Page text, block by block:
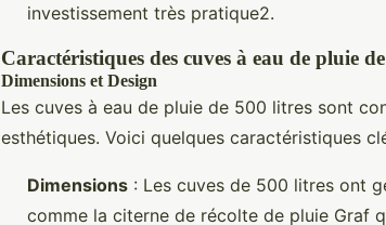
investissement très pratique2.
Caractéristiques des cuves à eau de pluie
Dimensions et Design
Les cuves à eau de pluie de 500 litres sont
esthétiques. Voici quelques caractéristiques
Dimensions : Les cuves de 500 litres ont
comme la citerne de récolte de pluie Graf